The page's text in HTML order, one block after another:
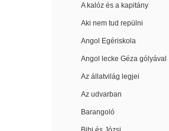
A kalóz és a kapitány
Aki nem tud repülni
Angol Egériskola
Angol lecke Géza gólyával
Az állatvilág legjei
Az udvarban
Barangoló